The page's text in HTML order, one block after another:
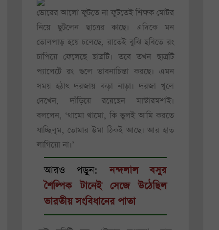
ভোরের আলো ফুটতে না ফুটতেই শিক্ষক মোটর
নিয়ে ছুটলেন ছাত্রের কাছে। এদিকে মন
তোলপাড় হয়ে চলেছে, রাতেই বুঝি ছবিতে রং
চাপিয়ে ফেলেছে ছাত্রটি। তবে তখন ছাত্রটি
প্যালেটে রং গুলে ভাবনাচিন্তা করছে। এমন
সময় হঠাৎ দরজায় কড়া নাড়া। দরজা খুলে
দেখেন, দাঁড়িয়ে রয়েছেন মাস্টারমশাই।
বললেন, ‘থামো থামো, কি ভুলই আমি করতে
যাচ্ছিলুম, তোমার উমা ঠিকই আছে। আর হাত
লাগিয়ো না।’
আরও পড়ুন: নন্দলাল বসুর
শৈল্পিক টানেই সেজে উঠেছিল
ভারতীয় সংবিধানের পাতা